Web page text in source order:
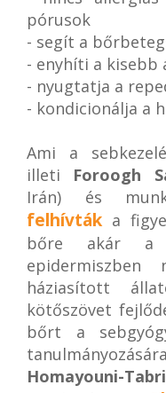
pórusok
- segít a
- enyhíti a kisebb
- nyugtatja a
- kondicionálja a
Ami a
illeti Foroogh
Irán) és
felhívták a
bőre akár a
epidermiszben
háziasított
kötőszövet
bőrt a
Homayouni-